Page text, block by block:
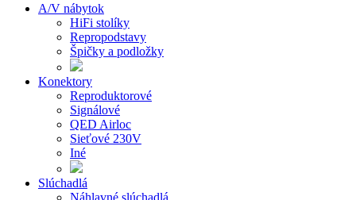
A/V nábytok
HiFi stolíky
Repropodstavy
Špičky a podložky
Konektory
Reproduktorové
Signálové
QED Airloc
Sieťové 230V
Iné
Slúchadlá
Náhlavné slúchadlá